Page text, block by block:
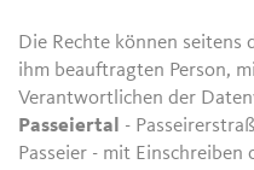
Die Rechte können seitens
ihm beauftragten Person,
Verantwortlichen der
Passeiertal
-
Passeier - mit Einschreiben